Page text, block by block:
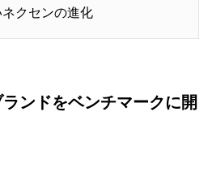
クセンの進化
ンドをベンチマークに開